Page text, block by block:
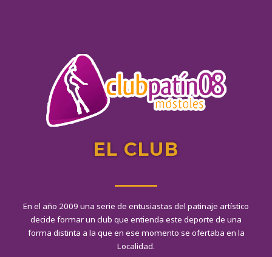
EL CLUB
En el año 2009 una serie de entusiastas del patinaje artístico
decide formar un club que entienda este deporte de una
forma distinta a la que en ese momento se ofertaba en la
Localidad.